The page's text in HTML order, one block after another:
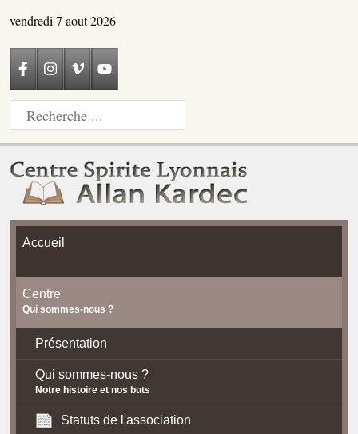
vendredi 7 aout 2026
Accueil
Centre
Qui sommes-nous ?
Présentation
Qui sommes-nous ?
Notre histoire et nos buts
Statuts de l'association